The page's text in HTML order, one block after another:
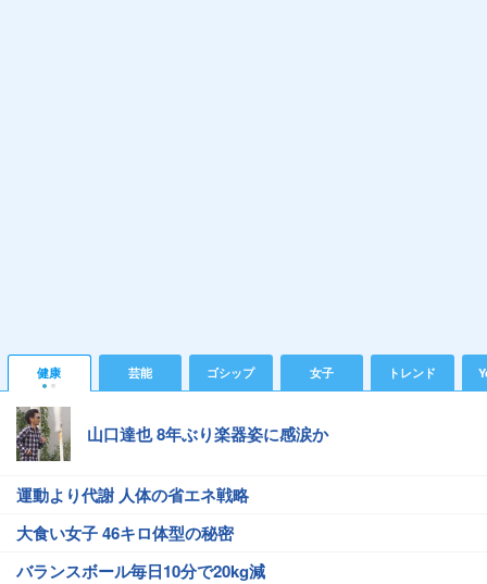
健康 芸能 ゴシップ 女子 トレンド
山口達也 8年ぶり楽器姿に感涙か
運動より代謝 人体の省エネ戦略
大食い女子 46キロ体型の秘密
バランスボール毎日10分で20kg減